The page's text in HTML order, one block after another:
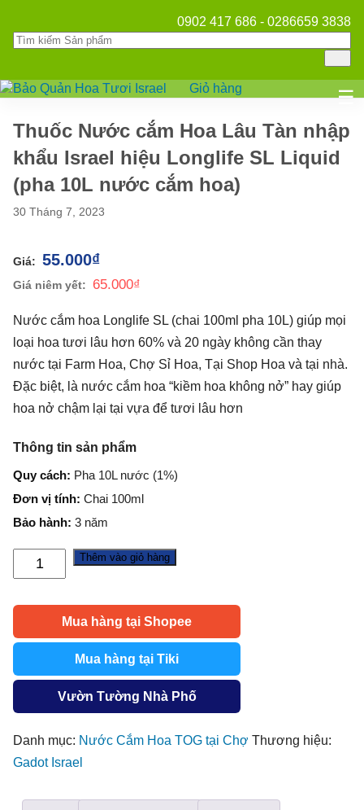
0902 417 686 - 0286659 3838
☰
Giỏ hàng
Thuốc Nước cắm Hoa Lâu Tàn nhập
khẩu Israel hiệu Longlife SL Liquid
(pha 10L nước cắm hoa)
30 Tháng 7, 2023
65.000₫
55.000₫
Nước cắm hoa Longlife SL (chai 100ml pha 10L) giúp mọi
loại hoa tươi lâu hơn 60% và 20 ngày không cần thay
nước tại Farm Hoa, Chợ Sỉ Hoa, Tại Shop Hoa và tại nhà.
Đặc biệt, là nước cắm hoa “kiềm hoa không nở” hay giúp
hoa nở chậm lại tại vựa để tươi lâu hơn
Thông tin sản phẩm
Quy cách: Pha 10L nước (1%)
Đơn vị tính: Chai 100ml
Bảo hành: 3 năm
Thuốc
Nước
cắm
Lâu
Tàn
khẩu
Israel
hiệu
SL
Thêm vào giỏ hàng
Mua hàng tại Shopee
Mua hàng tại Tiki
Vườn Tường Nhà Phố
Danh mục: Nước Cắm Hoa TOG tại Chợ Thương hiệu:
Gadot Israel